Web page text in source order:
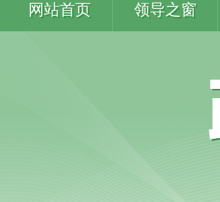
网站首页 领导之窗